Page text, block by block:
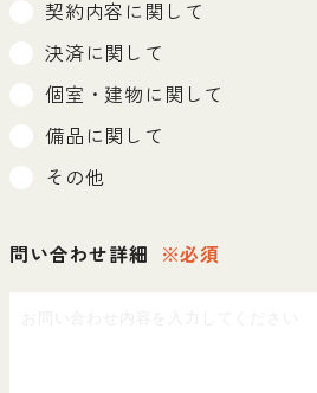
契約内容に関して
決済に関して
個室・建物に関して
備品に関して
その他
問い合わせ詳細 ※必須